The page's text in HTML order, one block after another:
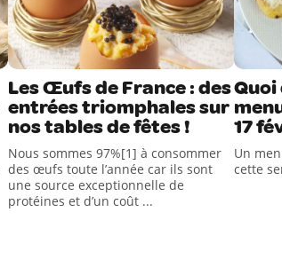
Les Œufs de France : des
entrées triomphales sur
nos tables de fêtes !
Nous sommes 97%[1] à consommer
des œufs toute l’année car ils sont
une source exceptionnelle de
protéines et d’un coût ...
Quoi
17
Un
cette